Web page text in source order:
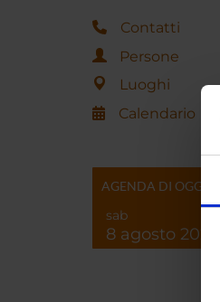
Contatti
Persone
Luoghi
Calendario
AGENDA DI OGGI
sab
8 agosto 2026